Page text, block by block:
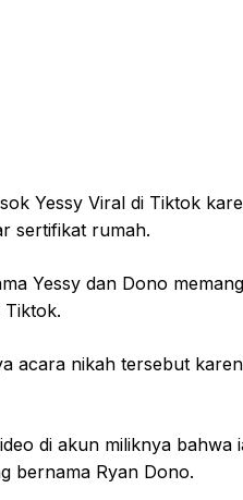
Yessy Viral di Tiktok
sertifikat rumah.
Yessy dan Dono
Tiktok.
acara nikah tersebut
di akun miliknya bahwa
bernama Ryan Dono.